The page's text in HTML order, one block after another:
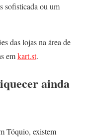
sofisticada ou um
das lojas na área de
emkart.st.
ainda
Tóquio, existem